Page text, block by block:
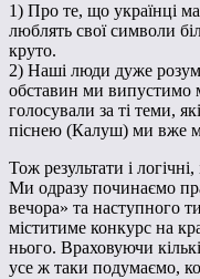
1) Про те, що українці
люблять свої символи
круто.
2) Наші люди дуже
обставин ми випустимо
голосували за ті теми,
піснею (Калуш) ми вже
Тож результати і
Ми одразу починаємо
вечора» та наступного
міститиме конкурс на
нього. Враховуючи
усе ж таки подумаємо,